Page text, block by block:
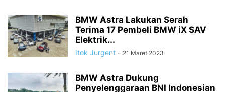
BMW Astra Lakukan Serah
Terima 17 Pembeli BMW iX SAV
Elektrik...
Itok Jurgent - 21 Maret 2023
BMW Astra Dukung
Penyelenggaraan BNI Indonesian